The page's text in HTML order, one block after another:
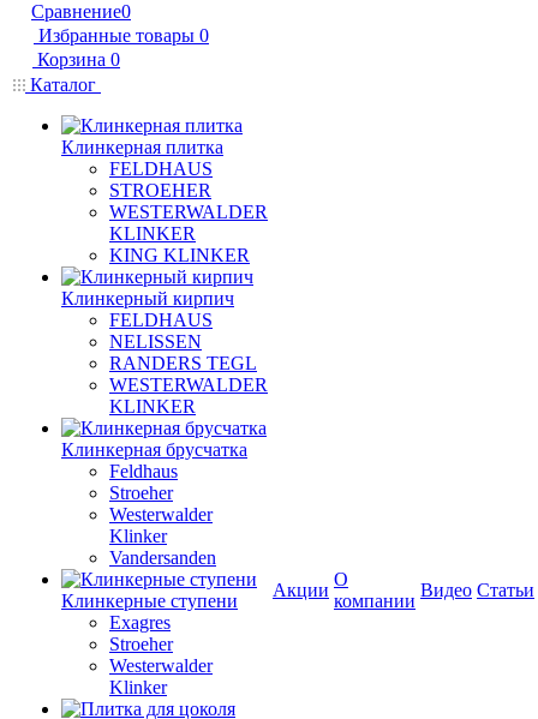
Сравнение0
Избранные товары 0
Корзина 0
Каталог
Клинкерная плитка
FELDHAUS
STROEHER
WESTERWALDER
KLINKER
KING KLINKER
Клинкерный кирпич
FELDHAUS
NELISSEN
RANDERS TEGL
WESTERWALDER
KLINKER
Клинкерная брусчатка
Feldhaus
Stroeher
Westerwalder
Klinker
Vandersanden
Клинкерные ступени
Exagres
Stroeher
Westerwalder
Klinker
Акции
О
компании
Видео Статьи